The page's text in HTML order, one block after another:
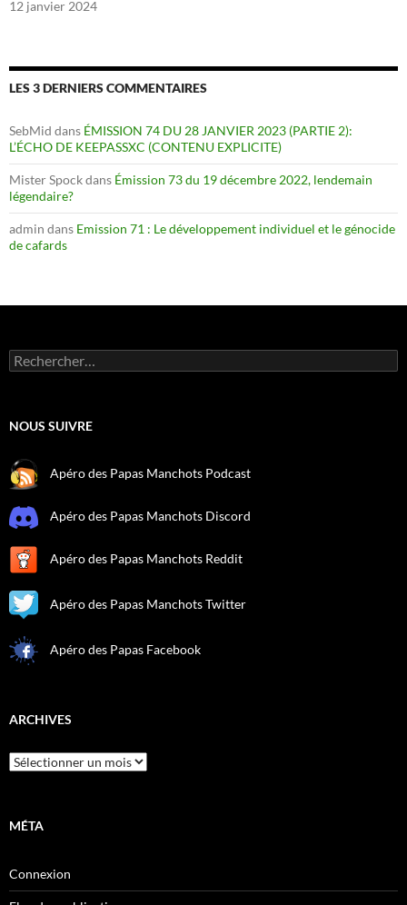
12 janvier 2024
LES 3 DERNIERS COMMENTAIRES
SebMid dans ÉMISSION 74 DU 28 JANVIER 2023 (PARTIE 2):
L’ÉCHO DE KEEPASSXC (CONTENU EXPLICITE)
Mister Spockdans Émission 73 du 19 décembre 2022, lendemain
légendaire?
admin dans Emission 71 : Le développement individuel et le génocide
de cafards
Rechercher :
NOUS SUIVRE
Apéro des Papas Manchots Podcast
Apéro des Papas Manchots Discord
Apéro des Papas Manchots Reddit
Apéro des Papas Manchots Twitter
Apéro des Papas Facebook
ARCHIVES
Archives
MÉTA
Connexion